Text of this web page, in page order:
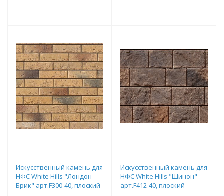
Искусственный камень для
НФС White Hills "Лондон
Брик" арт.F300-40, плоский
Искусственный камень для
НФС White Hills "Шинон"
арт.F412-40, плоский